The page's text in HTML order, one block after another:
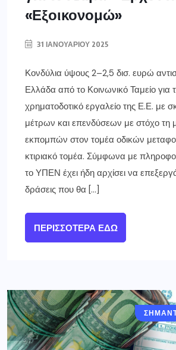
«Εξοικονομώ»
31 ΙΑΝΟΥΑΡΊΟΥ 2025
Κονδύλια ύψους 2–2,5 δισ. ευρώ
Ελλάδα από το Κοινωνικό Ταμείο για
χρηματοδοτικό εργαλείο της Ε.Ε. με
μέτρων και επενδύσεων με στόχο τη
εκπομπών στον τομέα οδικών
κτιριακό τομέα. Σύμφωνα με
το ΥΠΕΝ έχει ήδη αρχίσει να
δράσεις που θα […]
ΠΕΡΙΣΣΌΤΕΡΑ ΕΔΏ